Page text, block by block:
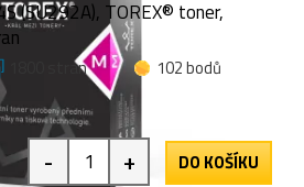
(SU292A), TOREX® toner,
1800 stran
102 bodů
- + DO KOŠÍKU